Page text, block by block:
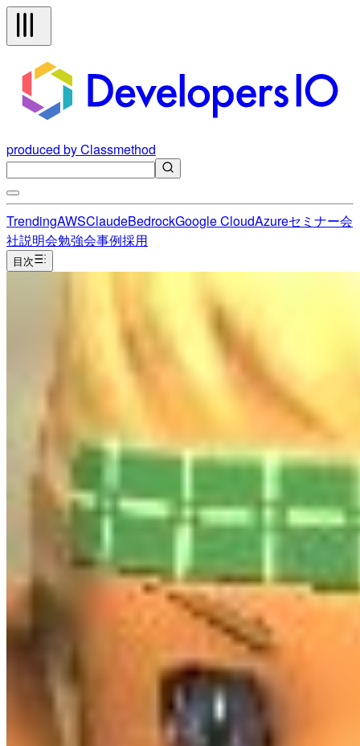
produced by Classmethod
TrendingAWSClaudeBedrockGoogle CloudAzureセミナー会
社説明会勉強会事例採用
目次